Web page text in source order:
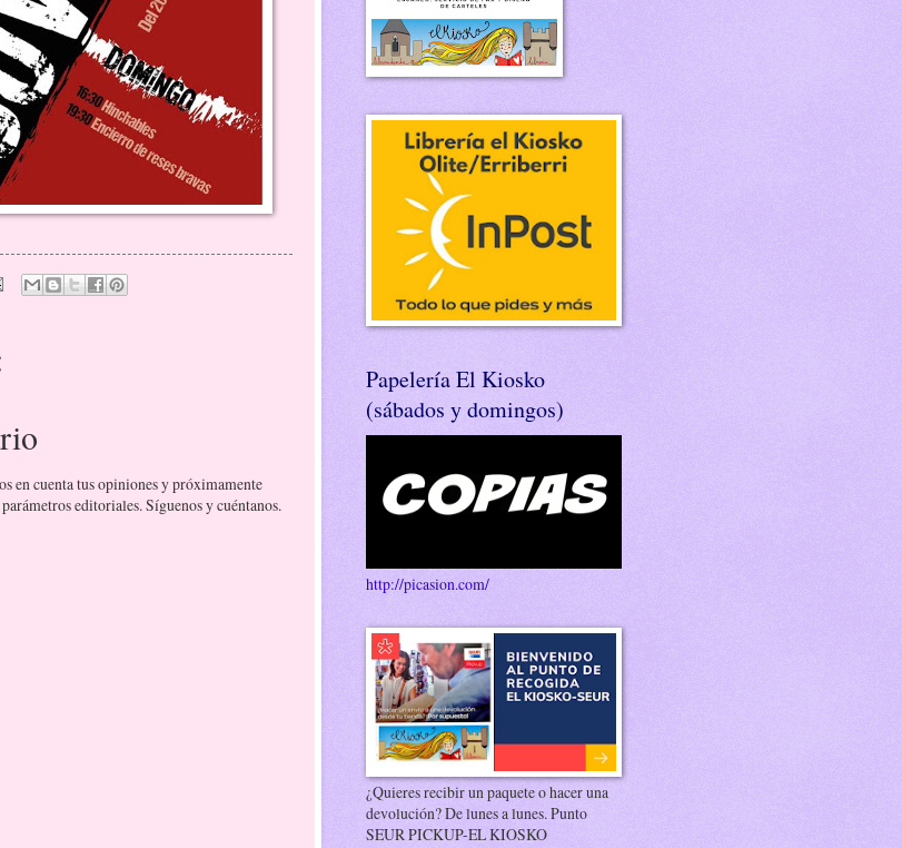
en cuenta tus opiniones y próximamente
editoriales. Síguenos y cuéntanos.
Papelería El Kiosko
(sábados y domingos)
http://picasion.com/
¿Quieres recibir un paquete o hacer una
devolución? De lunes a lunes. Punto
SEUR PICKUP-EL KIOSKO